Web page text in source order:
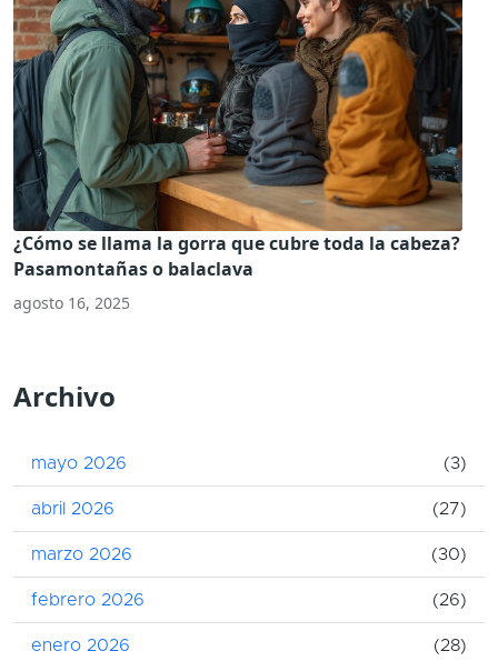
¿Cómo se llama la gorra que cubre toda la cabeza?
Pasamontañas o balaclava
agosto 16, 2025
Archivo
mayo 2026 (3)
abril 2026 (27)
marzo 2026 (30)
febrero 2026 (26)
enero 2026 (28)